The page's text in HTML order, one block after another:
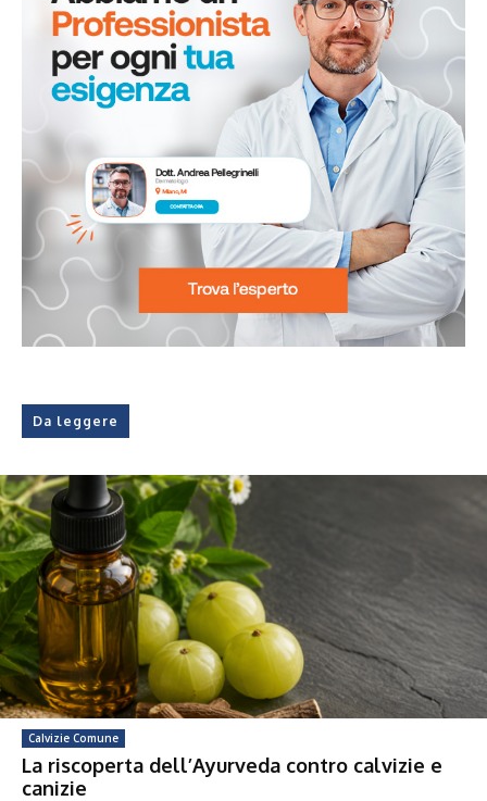
Da leggere
Calvizie Comune
La riscoperta dell’Ayurveda contro calvizie e
canizie